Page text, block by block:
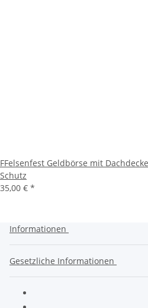
FFelsenfest Geldbörse mit
Schutz
35,00 € *
Informationen
Gesetzliche Informationen